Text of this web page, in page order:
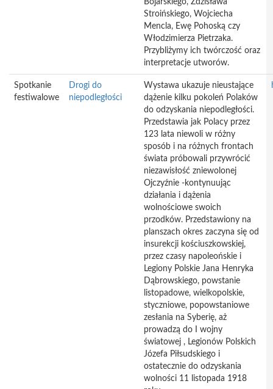
Bojarskiego, Zdzisława
Stroińskiego, Wojciecha
Mencla, Ewę Pohoską czy
Włodzimierza Pietrzaka.
Przybliżymy ich twórczość oraz
interpretacje utworów.
Spotkanie
festiwalowe
Drogi do
niepodległości
Wystawa ukazuje nieustające
dążenie kilku pokoleń Polaków
do odzyskania niepodległości.
Przedstawia jak Polacy przez
123 lata niewoli w różny
sposób i na różnych frontach
świata próbowali przywrócić
niezawisłość zniewolonej
Ojczyźnie -kontynuując
działania i dążenia
wolnościowe swoich
przodków. Przedstawiony na
planszach okres zaczyna się od
insurekcji kościuszkowskiej,
przez czasy napoleońskie i
Legiony Polskie Jana Henryka
Dąbrowskiego, powstanie
listopadowe, wielkopolskie,
styczniowe, popowstaniowe
zesłania na Syberię, aż
prowadzą do I wojny
światowej , Legionów Polskich
Józefa Piłsudskiego i
ostatecznie do odzyskania
wolności 11 listopada 1918